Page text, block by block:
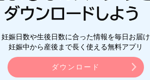
妊娠日数や生後日数に合った情報を毎日お届け
妊娠中から産後まで長く使える無料アプリ
ダウンロード